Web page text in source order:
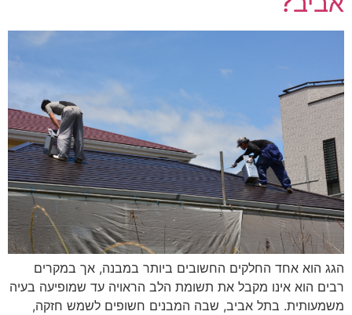
הגג הוא אחד החלקים החשובים ביותר במבנה, אך במקרים
רבים הוא אינו מקבל את תשומת הלב הראויה עד שמופיעה בעיה
משמעותית. בתל אביב, שבה המבנים חשופים לשמש חזקה,